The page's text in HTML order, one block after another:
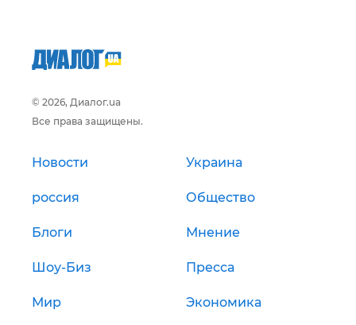
© 2026, Диалог.ua
Все права защищены.
Новости Украина
россия Общество
Блоги Мнение
Шоу-Биз Пресса
Мир Экономика